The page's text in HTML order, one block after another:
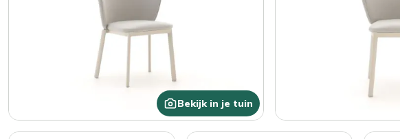
Bekijk in je tuin